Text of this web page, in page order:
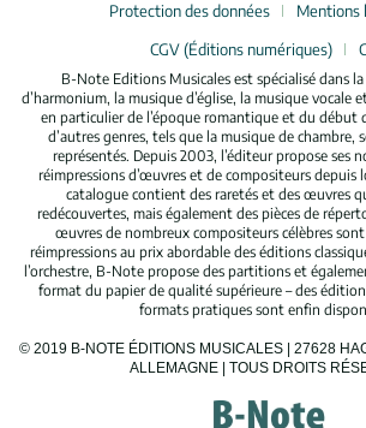
Protection des données
Mentions
CGV (Éditions numériques)
B-Note Editions Musicales est spécialisé dans la
d’harmonium, la musique d’église, la musique vocale
en particulier de l’époque romantique et du début
d’autres genres, tels que la musique de chambre,
représentés. Depuis 2003, l’éditeur propose ses
réimpressions d’œuvres et de compositeurs depuis
catalogue contient des raretés et des œuvres
redécouvertes, mais également des pièces de
œuvres de nombreux compositeurs célèbres
réimpressions au prix abordable des éditions
l’orchestre, B-Note propose des partitions et
format du papier de qualité supérieure – des
formats pratiques sont enfin
© 2019 B-NOTE ÉDITIONS MUSICALES | 27628
ALLEMAGNE | TOUS DROITS